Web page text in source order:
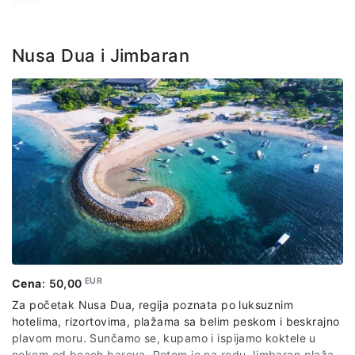
Nusa Dua i Jimbaran
Cena: 50,00EUR
Za početak Nusa Dua, regija poznata po luksuznim
hotelima, rizortovima, plažama sa belim peskom i beskrajno
plavom moru. Sunčamo se, kupamo i ispijamo koktele u